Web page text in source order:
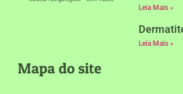
Leia Mais »
Leia Mais »
Mapa do site